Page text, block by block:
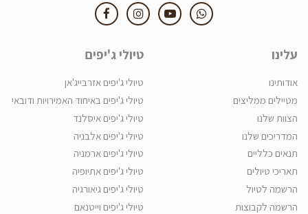
עלינו
אודותינו
מטיילים ממליצים
הצוות שלנו
המדריכים שלנו
תנאים כלליים
תאריכי טיולים
הרשמה לטיול
הרשמה לקבוצות
טיולי ג'יפים
טיולי ג'יפים אזרבייג'אן
טיולי ג'יפים באיחוד האמירויות ודובאי
טיולי ג'יפים איסלנד
טיולי ג'יפים אלבניה
טיולי ג'יפים ארמניה
טיולי ג'יפים אתיופיה
טיולי ג'יפים גיאורגיה
טיולי ג'יפים וייטנאם